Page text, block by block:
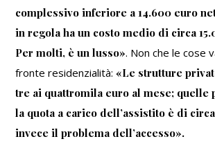
complessivo inferiore a 14.600 euro
in regola ha un costo medio di circa
Per molti, è un lusso». Non che le cose
fronte residenzialità:«Le strutture
tre ai quattromila euro al mese; quelle
la quota a carico dell’assistito è di
invece il problema dell’accesso».